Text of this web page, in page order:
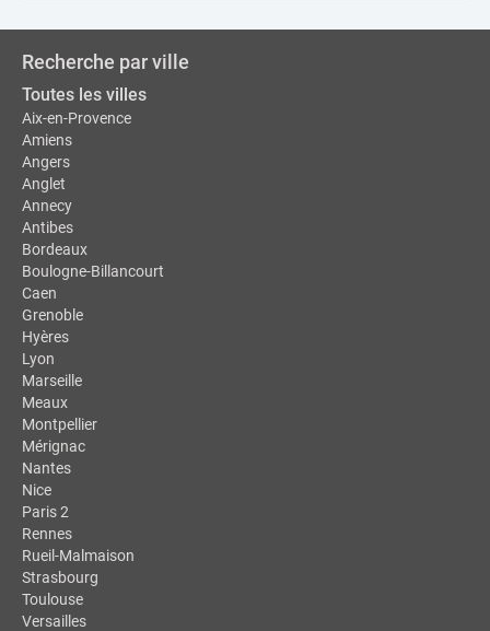
Recherche par ville
Toutes les villes
Aix-en-Provence
Amiens
Angers
Anglet
Annecy
Antibes
Bordeaux
Boulogne-Billancourt
Caen
Grenoble
Hyères
Lyon
Marseille
Meaux
Montpellier
Mérignac
Nantes
Nice
Paris 2
Rennes
Rueil-Malmaison
Strasbourg
Toulouse
Versailles